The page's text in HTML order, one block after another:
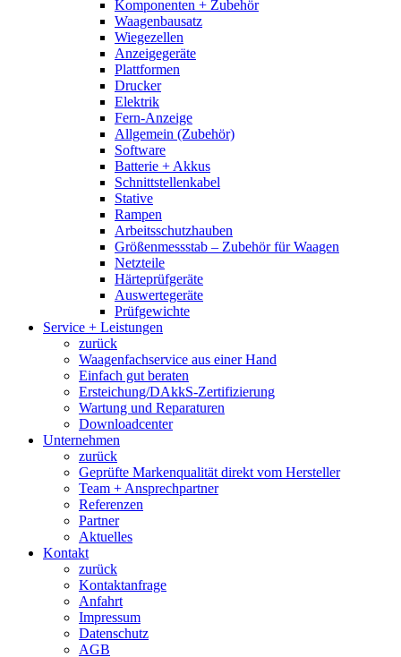
Komponenten + Zubehör
Waagenbausatz
Wiegezellen
Anzeigegeräte
Plattformen
Drucker
Elektrik
Fern-Anzeige
Allgemein (Zubehör)
Software
Batterie + Akkus
Schnittstellenkabel
Stative
Rampen
Arbeitsschutzhauben
Größenmessstab – Zubehör für Waagen
Netzteile
Härteprüfgeräte
Auswertegeräte
Prüfgewichte
Service + Leistungen
zurück
Waagenfachservice aus einer Hand
Einfach gut beraten
Ersteichung/DAkkS-Zertifizierung
Wartung und Reparaturen
Downloadcenter
Unternehmen
zurück
Geprüfte Markenqualität direkt vom Hersteller
Team + Ansprechpartner
Referenzen
Partner
Aktuelles
Kontakt
zurück
Kontaktanfrage
Anfahrt
Impressum
Datenschutz
AGB